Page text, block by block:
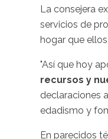
La consejera
servicios de
hogar que
"Así que hoy
recursos y
declaraciones
edadismo y
En parecidos